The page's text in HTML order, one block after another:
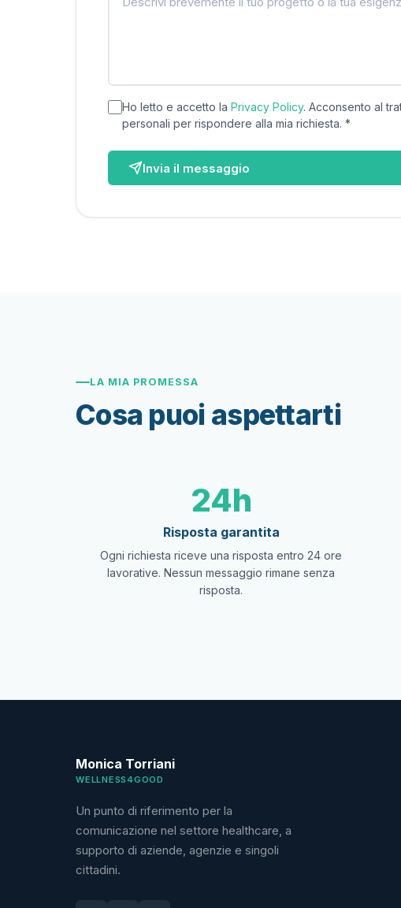
Ho letto e accetto la Privacy Policy. Acconsento al
personali per rispondere alla mia richiesta. *
Invia il messaggio
LA MIA PROMESSA
Cosa puoi aspettarti
24h
Risposta garantita
Ogni richiesta riceve una risposta entro 24 ore
lavorative. Nessun messaggio rimane senza
risposta.
Monica Torriani
WELLNESS4GOOD
Un punto di riferimento per la
comunicazione nel settore healthcare, a
supporto di aziende, agenzie e singoli
cittadini.